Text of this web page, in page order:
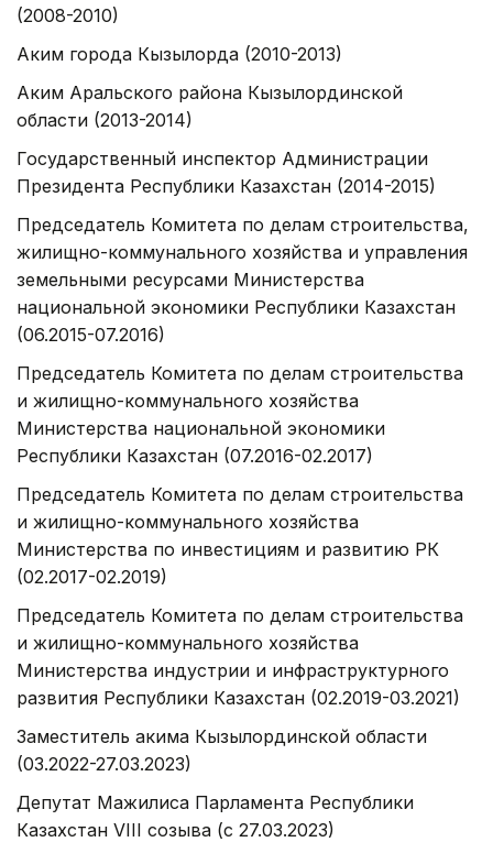
(2008-2010)
Аким города Кызылорда (2010-2013)
Аким Аральского района Кызылординской
области (2013-2014)
Государственный инспектор Администрации
Президента Республики Казахстан (2014-2015)
Председатель Комитета по делам строительства,
жилищно-коммунального хозяйства и управления
земельными ресурсами Министерства
национальной экономики Республики Казахстан
(06.2015-07.2016)
Председатель Комитета по делам строительства
и жилищно-коммунального хозяйства
Министерства национальной экономики
Республики Казахстан (07.2016-02.2017)
Председатель Комитета по делам строительства
и жилищно-коммунального хозяйства
Министерства по инвестициям и развитию РК
(02.2017-02.2019)
Председатель Комитета по делам строительства
и жилищно-коммунального хозяйства
Министерства индустрии и инфраструктурного
развития Республики Казахстан (02.2019-03.2021)
Заместитель акима Кызылординской области
(03.2022-27.03.2023)
Депутат Мажилиса Парламента Республики
Казахстан VIII созыва (с 27.03.2023)